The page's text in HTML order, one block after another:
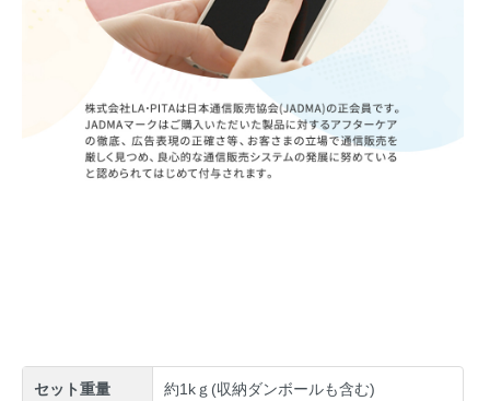
セット重量 約1kｇ(収納ダンボールも含む)